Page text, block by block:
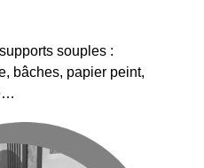
souples :
bâches, papier peint,